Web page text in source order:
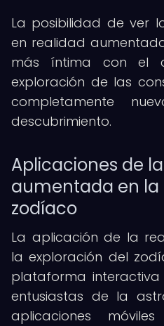
La posibilidad de ver
en realidad
más íntima con el
exploración de las
completamente
descubrimiento.
Aplicaciones de
aumentada en la
zodíaco
La aplicación de la
la exploración del
plataforma
entusiastas de la
aplicaciones